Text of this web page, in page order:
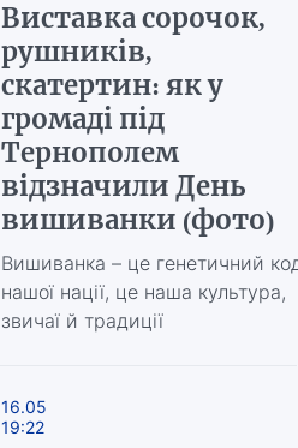
Виставка сорочок,
рушників,
скатертин: як у
громаді під
Тернополем
відзначили День
вишиванки (фото)
Вишиванка – це генетичний
нашої нації, це наша культура,
звичаї й традиції
16.05
19:22